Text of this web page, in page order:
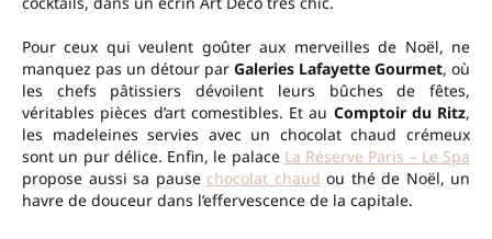
Pour ceux qui veulent goûter aux merveilles de Noël, ne
manquez pas un détour par Galeries Lafayette Gourmet, où
les chefs pâtissiers dévoilent leurs bûches de fêtes,
véritables pièces d’art comestibles. Et au Comptoir du Ritz,
les madeleines servies avec un chocolat chaud crémeux
sont un pur délice. Enfin, le palace La Réserve Paris – Le Spa
propose aussi sa pause chocolat chaud ou thé de Noël, un
havre de douceur dans l’effervescence de la capitale.